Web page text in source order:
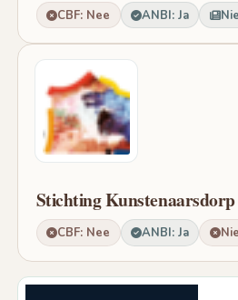
CBF: Nee ANBI: Ja
Stichting Kunstenaarsdorp
CBF: Nee ANBI: Ja